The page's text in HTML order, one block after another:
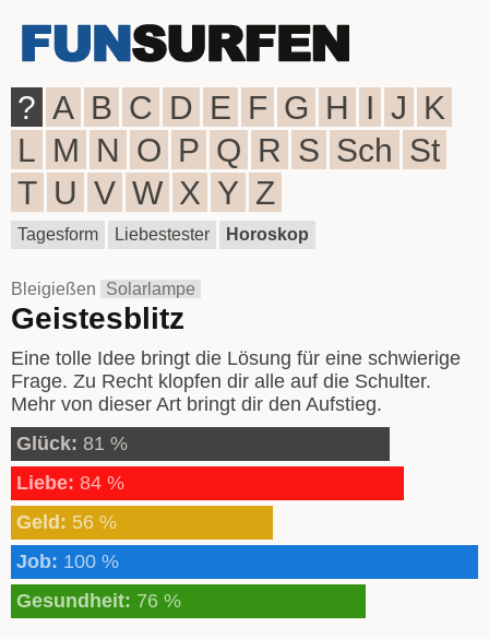
? A B C D E F G H I J K
L M N O P Q R S Sch St
T U V W X Y Z
Tagesform Liebestester Horoskop
Bleigießen Solarlampe
Geistesblitz
Eine tolle Idee bringt die Lösung für eine schwierige
Frage. Zu Recht klopfen dir alle auf die Schulter.
Mehr von dieser Art bringt dir den Aufstieg.
Glück: 81 %
Liebe: 84 %
Geld: 56 %
Job: 100 %
Gesundheit: 76 %